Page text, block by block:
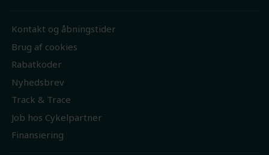
Kontakt og åbningstider
Brug af cookies
Rabatkoder
Nyhedsbrev
Track & Trace
Job hos Cykelpartner
Finansiering